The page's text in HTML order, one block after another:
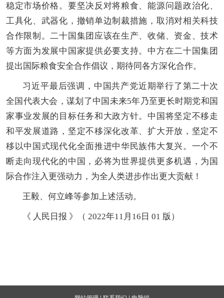
稳定市场价格。要坚决反对将粮食、能源问题政治化、
工具化、武器化，撤销单边制裁措施，取消对相关科技
合作限制。二十国集团应该在生产、收储、资金、技术
等方面为发展中国家提供必要支持。中方在二十国集团
提出国际粮食安全合作倡议，期待同各方深化合作。
习近平最后强调，中国共产党近期举行了第二十次
全国代表大会，谋划了中国未来5年乃至更长时期党和国
家事业发展的目标任务和大政方针。中国将坚定不移走
和平发展道路，坚定不移深化改革、扩大开放，坚定不
移以中国式现代化全面推进中华民族伟大复兴。一个不
断走向现代化的中国，必将为世界提供更多机遇，为国
际合作注入更强动力，为全人类进步作出更大贡献！
王毅、何立峰等参加上述活动。
《 人民日报 》（ 2022年11月16日 01 版）